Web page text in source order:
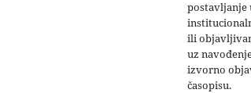
postavljanje
ili
uz
izvorno
časopisu.